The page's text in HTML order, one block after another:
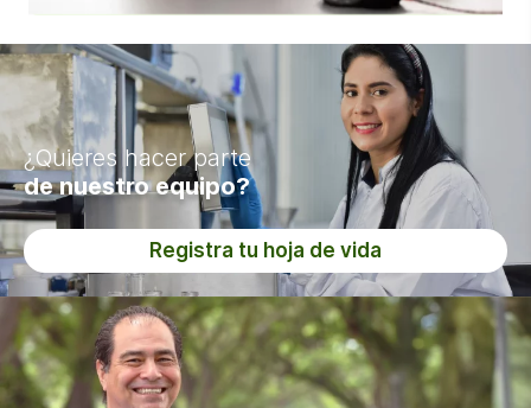
¿Quieres hacer parte
de nuestro equipo?
Registra tu hoja de vida